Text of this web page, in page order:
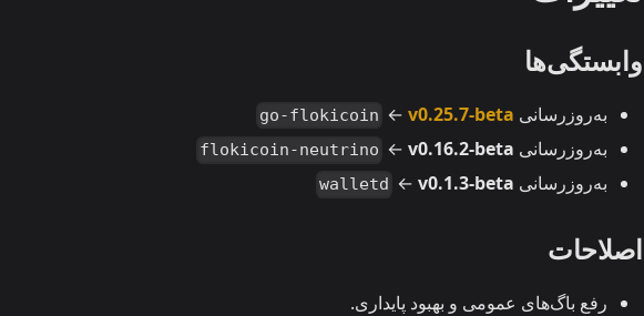
وابستگی‌ها
به‌روزرسانی go-flokicoin ← v0.25.7-beta
به‌روزرسانی
flokicoin-neutrino ← v0.16.2-beta
به‌روزرسانی
walletd ← v0.1.3-beta
اصلاحات
رفع باگ‌های عمومی و بهبود پایداری.